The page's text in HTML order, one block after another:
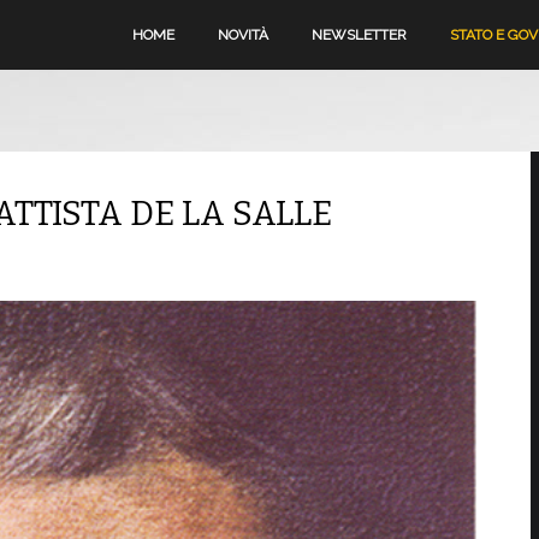
HOME NOVITÀ NEWSLETTER STATO E
DE LA SALLE